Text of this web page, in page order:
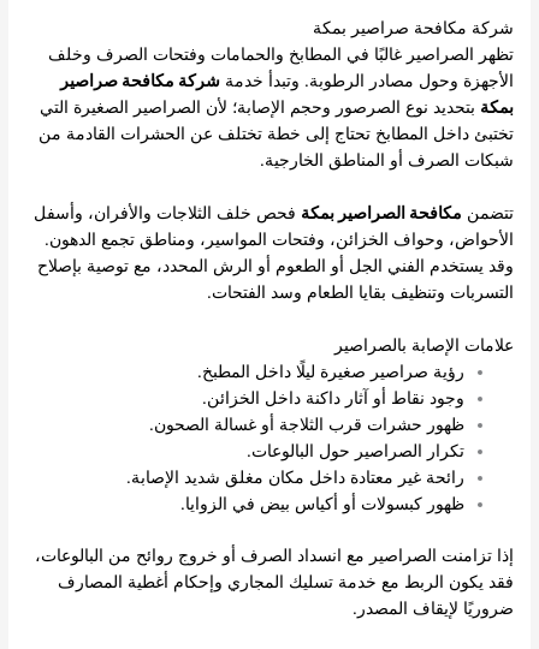
شركة مكافحة صراصير بمكة
تظهر الصراصير غالبًا في المطابخ والحمامات وفتحات الصرف وخلف
الأجهزة وحول مصادر الرطوبة. وتبدأ خدمةشركة مكافحة صراصير
بمكة بتحديد نوع الصرصور وحجم الإصابة؛ لأن الصراصير الصغيرة التي
تختبئ داخل المطابخ تحتاج إلى خطة تختلف عن الحشرات القادمة من
شبكات الصرف أو المناطق الخارجية.
تتضمن مكافحة الصراصير بمكة فحص خلف الثلاجات والأفران، وأسفل
الأحواض، وحواف الخزائن، وفتحات المواسير، ومناطق تجمع الدهون.
وقد يستخدم الفني الجل أو الطعوم أو الرش المحدد، مع توصية بإصلاح
التسربات وتنظيف بقايا الطعام وسد الفتحات.
علامات الإصابة بالصراصير
رؤية صراصير صغيرة ليلًا داخل المطبخ.
وجود نقاط أو آثار داكنة داخل الخزائن.
ظهور حشرات قرب الثلاجة أو غسالة الصحون.
تكرار الصراصير حول البالوعات.
رائحة غير معتادة داخل مكان مغلق شديد الإصابة.
ظهور كبسولات أو أكياس بيض في الزوايا.
إذا تزامنت الصراصير مع انسداد الصرف أو خروج روائح من البالوعات،
فقد يكون الربط مع خدمة تسليك المجاري وإحكام أغطية المصارف
ضروريًا لإيقاف المصدر.